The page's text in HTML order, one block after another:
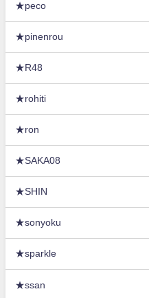
★peco
★pinenrou
★R48
★rohiti
★ron
★SAKA08
★SHIN
★sonyoku
★sparkle
★ssan